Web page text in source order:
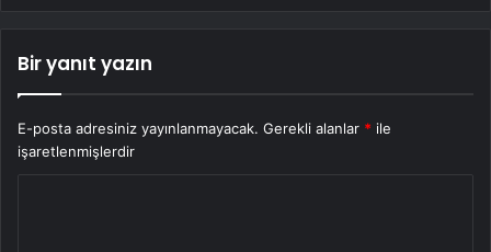
Bir yanıt yazın
E-posta adresiniz yayınlanmayacak. Gerekli alanlar * ile
işaretlenmişlerdir